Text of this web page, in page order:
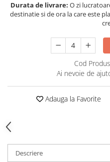
Durata de livrare: O zi
destinatie si de ora la care este
Cod
Ai nevoie de
Adauga la Favorite
Descriere